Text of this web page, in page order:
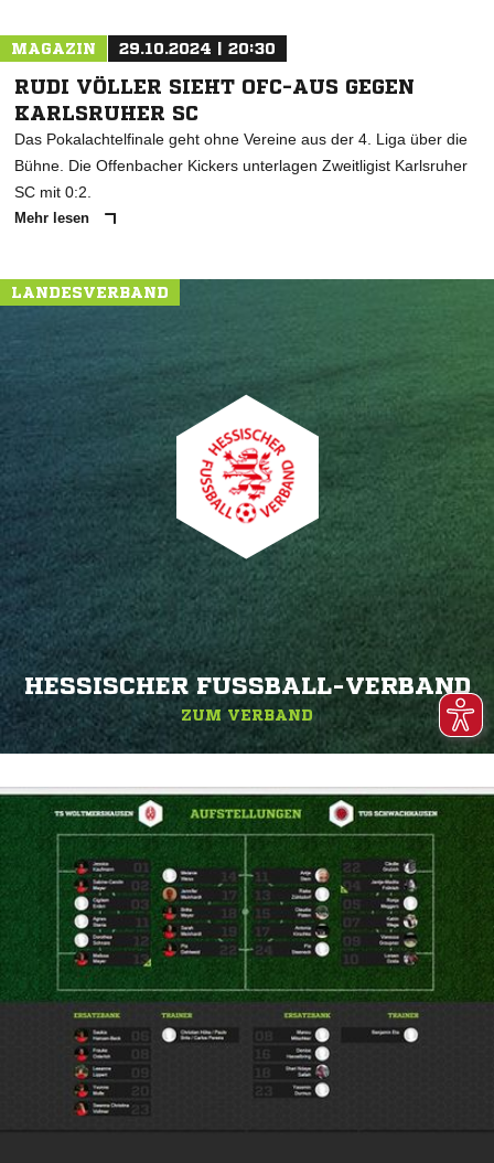
MAGAZIN 29.10.2024 | 20:30
RUDI VÖLLER SIEHT OFC-AUS GEGEN
KARLSRUHER SC
Das Pokalachtelfinale geht ohne Vereine aus der 4. Liga über die
Bühne. Die Offenbacher Kickers unterlagen Zweitligist Karlsruher
SC mit 0:2.
Mehr lesen
LANDESVERBAND
HESSISCHER FUSSBALL-VERBAND
ZUM VERBAND